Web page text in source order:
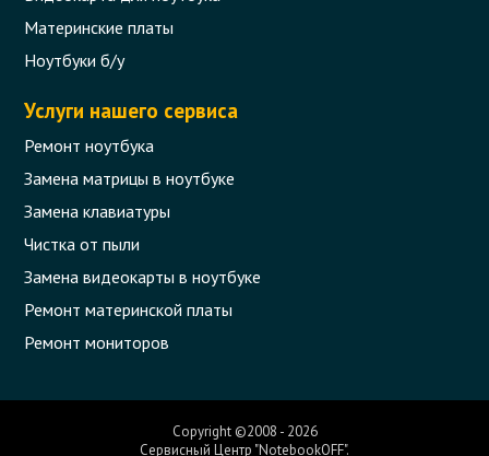
Материнские платы
Ноутбуки б/у
Услуги нашего сервиса
Ремонт ноутбука
Замена матрицы в ноутбуке
Замена клавиатуры
Чистка от пыли
Замена видеокарты в ноутбуке
Ремонт материнской платы
Ремонт мониторов
Copyright ©2008 - 2026
Сервисный Центр "NotebookOFF".